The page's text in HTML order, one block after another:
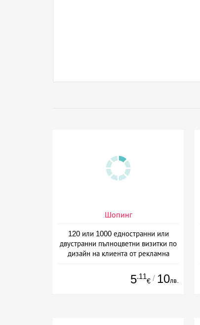
Шопинг
120 или 1000 едностранни или
двустранни пълноцветни визитки по
дизайн на клиента от рекламна
5.11
€ / 10лв.